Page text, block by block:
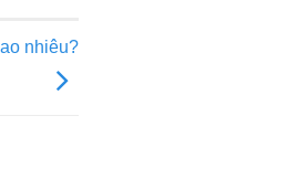
nhiêu?